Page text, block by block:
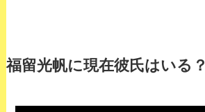
福留光帆に現在彼氏はいる？